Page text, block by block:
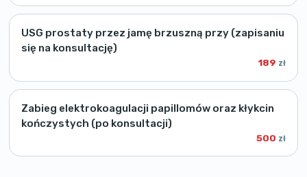
USG prostaty przez jamę brzuszną przy (zapisaniu
się na konsultację)
189 zł
Zabieg elektrokoagulacji papillomów oraz kłykcin
kończystych (po konsultacji)
500 zł